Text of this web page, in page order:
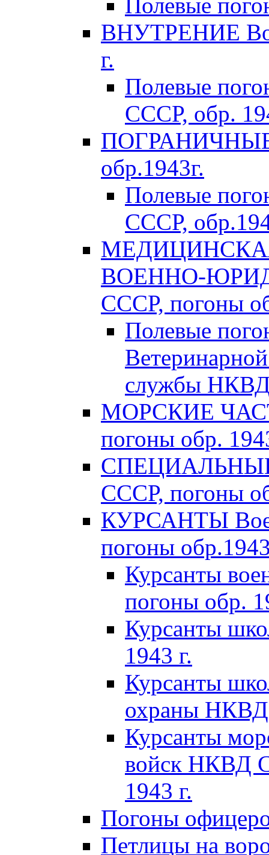
ВНУТРЕНИЕ
г.
Полевые
СССР, обр.
ПОГРАНИЧНЫЕ
обр.1943г.
Полевые
СССР,
ВОЕННО-
СССР, погоны
Полевые
службы НКВД
МОРСКИЕ
погоны обр.
СПЕЦИАЛЬНЫЕ
СССР, погоны
КУРСАНТЫ
погоны
Курсанты
погоны обр.
Курсанты
1943 г.
Курсанты
охраны НКВД
Курсанты
войск НКВД
1943 г.
Погоны
Петлицы на